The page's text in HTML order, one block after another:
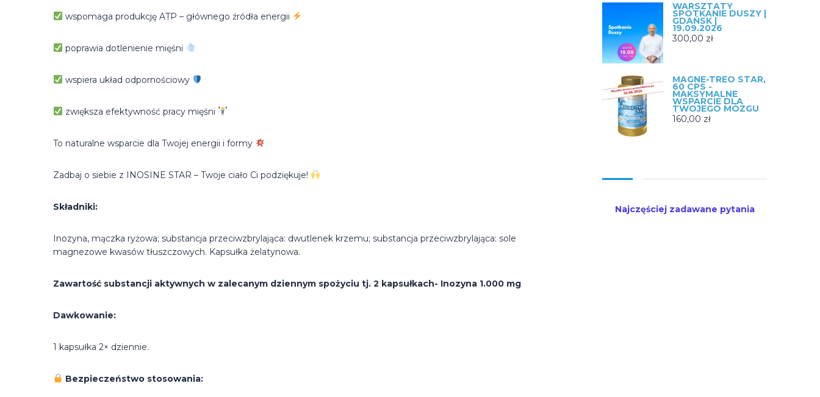
wspomaga produkcję ATP – głównego źródła energii
poprawia dotlenienie mięśni
wspiera układ odpornościowy
zwiększa efektywność pracy mięśni
To naturalne wsparcie dla Twojej energii i formy
Zadbaj o siebie z INOSINE STAR – Twoje ciało Ci podziękuje!
Składniki:
Inozyna, mączka ryżowa; substancja przeciwzbrylająca: dwutlenek krzemu; substancja przeciwzbrylająca: sole
magnezowe kwasów tłuszczowych. Kapsułka żelatynowa.
Zawartość substancji aktywnych w zalecanym dziennym spożyciu tj. 2 kapsułkach- Inozyna 1.000 mg
Dawkowanie:
1 kapsułka 2× dziennie.
Bezpieczeństwo stosowania:
WARSZTATY
SPOTKANIE DUSZY |
GDAŃSK |
19.09.2026
300,00 zł
MAGNE-TREO STAR,
60 CPS -
MAKSYMALNE
WSPARCIE DLA
TWOJEGO MÓZGU
160,00 zł
Najczęściej zadawane pytania